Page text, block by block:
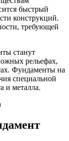
быстрый
конструкций.
требующей
станут
рельефах,
Фундаменты на
специальной
и металла.